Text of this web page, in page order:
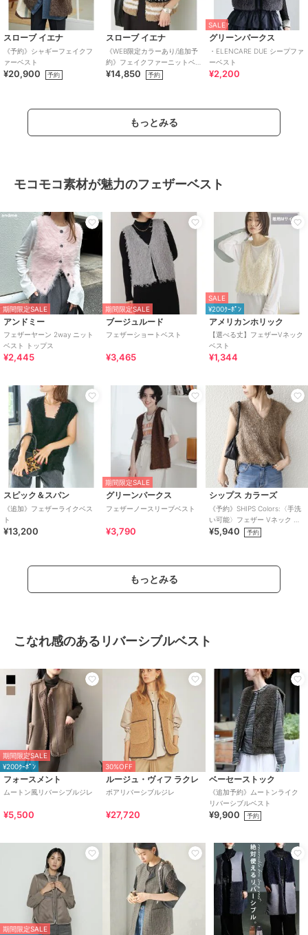
スローブ イエナ
《予約》シャギーフェイクフ
ァーベスト
¥20,900 予約
スローブ イエナ
《WEB限定カラーあり/追加予
約》フェイクファーニットベ
スト
¥14,850 予約
SALE
グリーンパークス
・ELENCARE DUE シープファ
ーベスト
¥2,200
もっとみる
モコモコ素材が魅力のフェザーベスト
期間限定SALE
アンドミー
フェザーヤーン 2way ニット
ベスト トップス
¥2,445
期間限定SALE
ブージュルード
フェザーショートベスト
¥3,465
SALE
¥200ｸｰﾎﾟﾝ
アメリカンホリック
【選べる丈】フェザーVネック
ベスト
¥1,344
スピック＆スパン
《追加》フェザーライクベス
ト
¥13,200
期間限定SALE
グリーンパークス
フェザーノースリーブベスト
¥3,790
シップス カラーズ
《予約》SHIPS Colors:〈手洗
い可能〉フェザー Vネック ベ
スト 2
¥5,940 予約
もっとみる
こなれ感のあるリバーシブルベスト
期間限定SALE
¥200ｸｰﾎﾟﾝ
フォースメント
ムートン風リバーシブルジレ
¥5,500
30%OFF
ルージュ・ヴィフ ラクレ
ボアリバーシブルジレ
¥27,720
ベーセーストック
《追加予約》ムートンライク
リバーシブルベスト
¥9,900 予約
期間限定SALE